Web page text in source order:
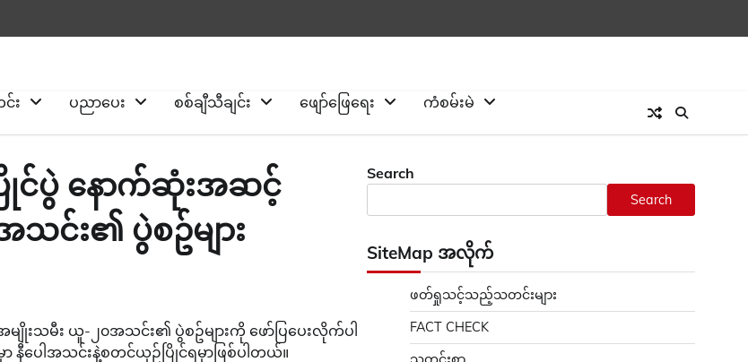
း ပညာပေး စစ်ချီသီချင်း ဖျော်ဖြေရေး
ကံစမ်းမဲ
င်ပွဲ နောက်ဆုံးအဆင့်
သင်း၏ ပွဲစဥ်များ
ျိုးသမီး ယူ-၂၀အသင်း၏ ပွဲစဥ်များကို ဖော်ပြပေးလိုက်ပါ
နီပေါအသင်းနဲ့စတင်ယှဉ်ပြိုင်ရမှာဖြစ်ပါတယ်။
Search
Search
SiteMap အလိုက်
ဖတ်ရှုသင့်သည့်သတင်းများ
FACT CHECK